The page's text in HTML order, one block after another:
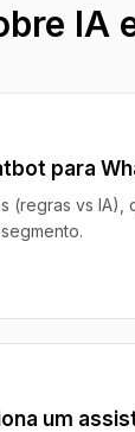
IA
para
(regras vs IA),
um